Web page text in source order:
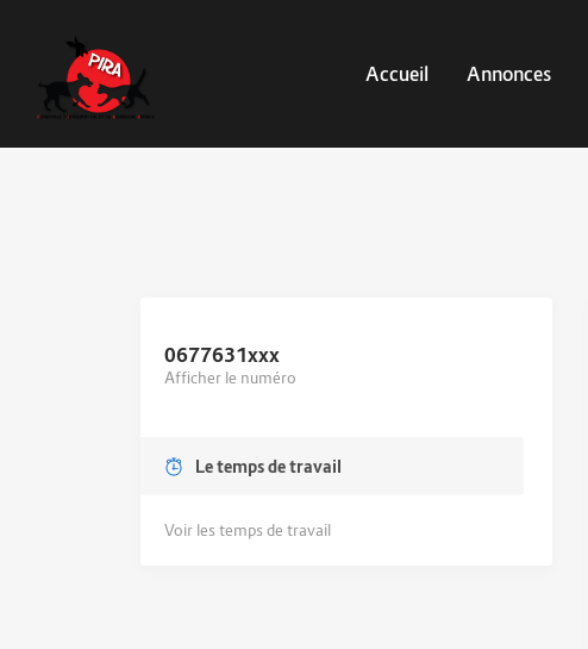
Accueil Annonces
0677631xxx
Afficher le numéro
Le temps de travail
Voir les temps de travail